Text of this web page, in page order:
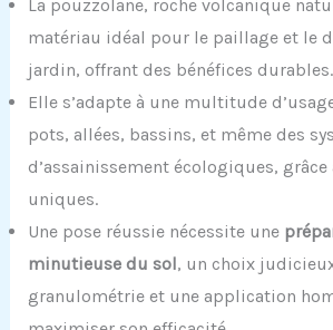
La pouzzolane, roche volcanique
matériau idéal pour le paillage et le
jardin, offrant des bénéfices durables.
Elle s’adapte à une multitude
pots, allées, bassins, et même des
d’assainissement écologiques,
uniques.
Une pose réussie nécessite une
minutieuse du sol, un choix
granulométrie et une application